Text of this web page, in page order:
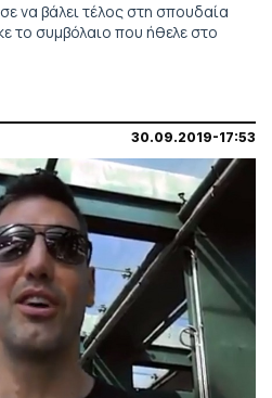
να βάλει τέλος στη σπουδαία
το συμβόλαιο που ήθελε στο
30.09.2019-17:53